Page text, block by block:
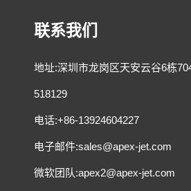
联系我们
地址:深圳市龙岗区天安云谷6栋
518129
电话:+86-13924604227
电子邮件:sales@apex-jet.com
微软团队:apex2@apex-jet.com